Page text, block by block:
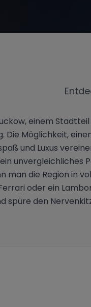
einem
Die Möglichkeit,
und Luxus
unvergleichliches
man die Region in
oder ein
spüre den